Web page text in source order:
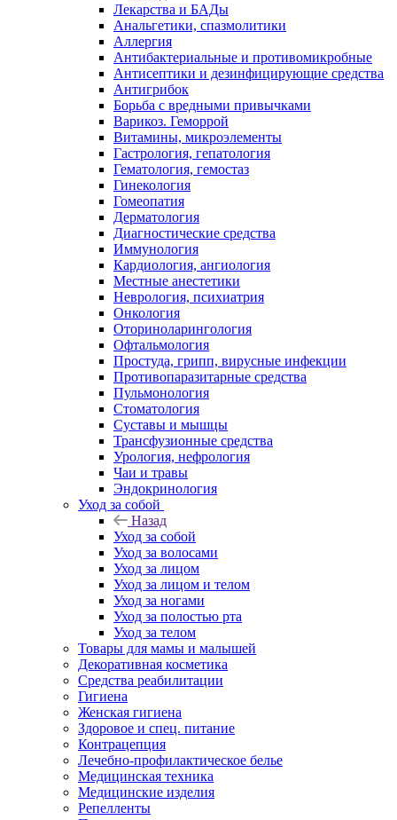
Лекарства и БАДы
Анальгетики, спазмолитики
Аллергия
Антибактериальные и противомикробные
Антисептики и дезинфицирующие средства
Антигрибок
Борьба с вредными привычками
Варикоз. Геморрой
Витамины, микроэлементы
Гастрология, гепатология
Гематология, гемостаз
Гинекология
Гомеопатия
Дерматология
Диагностические средства
Иммунология
Кардиология, ангиология
Местные анестетики
Неврология, психиатрия
Онкология
Оториноларингология
Офтальмология
Простуда, грипп, вирусные инфекции
Противопаразитарные средства
Пульмонология
Стоматология
Суставы и мышцы
Трансфузионные средства
Урология, нефрология
Чаи и травы
Эндокринология
Уход за собой
Назад
Уход за собой
Уход за волосами
Уход за лицом
Уход за лицом и телом
Уход за ногами
Уход за полостью рта
Уход за телом
Товары для мамы и малышей
Декоративная косметика
Средства реабилитации
Гигиена
Женская гигиена
Здоровое и спец. питание
Контрацепция
Лечебно-профилактическое белье
Медицинская техника
Медицинские изделия
Репелленты